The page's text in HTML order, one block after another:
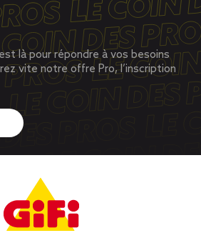
là pour répondre à vos besoins
vite notre offre Pro, l’inscription